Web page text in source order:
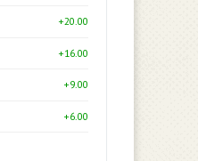
+20.00
+16.00
+9.00
+6.00